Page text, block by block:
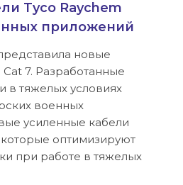
Tyco Raychem
приложений
новые
7. Разработанные
в тяжелых условиях
военных
усиленные кабели
оптимизируют
при работе в тяжелых